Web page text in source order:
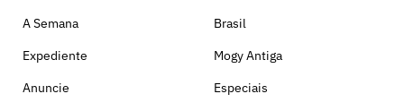
A Semana
Expediente
Anuncie
Brasil
Mogy Antiga
Especiais